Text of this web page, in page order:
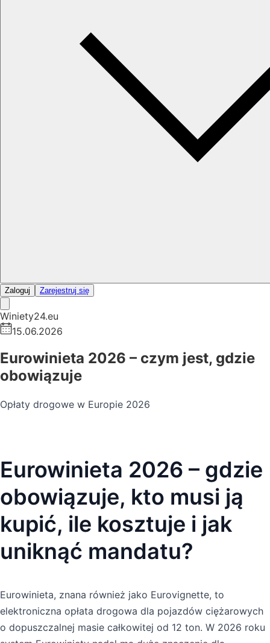
Zaloguj Zarejestruj się
Winiety24.eu
15.06.2026
Eurowinieta 2026 – czym jest, gdzie
obowiązuje
Opłaty drogowe w Europie 2026
Eurowinieta 2026 – gdzie
obowiązuje, kto musi ją
kupić, ile kosztuje i jak
uniknąć mandatu?
Eurowinieta, znana również jako Eurovignette, to
elektroniczna opłata drogowa dla pojazdów ciężarowych
o dopuszczalnej masie całkowitej od 12 ton. W 2026 roku